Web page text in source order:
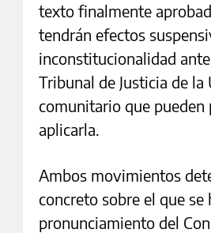
texto finalmente
tendrán efectos
inconstitucionalidad
Tribunal de Justicia de
comunitario que pueden
aplicarla.
Ambos movimientos
concreto sobre el que
pronunciamiento del